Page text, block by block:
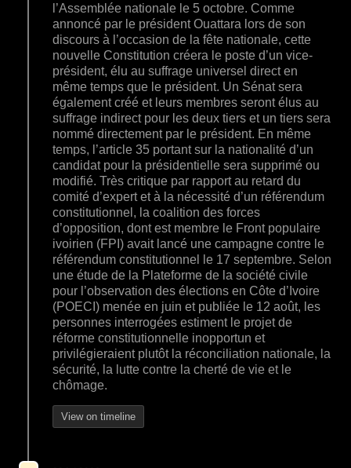
l’Assemblée nationale le 5 octobre. Comme
annoncé par le président Ouattara lors de son
discours à l’occasion de la fête nationale, cette
nouvelle Constitution créera le poste d’un vice-
président, élu au suffrage universel direct en
même temps que le président. Un Sénat sera
également créé et leurs membres seront élus au
suffrage indirect pour les deux tiers et un tiers sera
nommé directement par le président. En même
temps, l’article 35 portant sur la nationalité d’un
candidat pour la présidentielle sera supprimé ou
modifié. Très critique par rapport au retard du
comité d’expert et à la nécessité d’un référendum
constitutionnel, la coalition des forces
d’opposition, dont est membre le Front populaire
ivoirien (FPI) avait lancé une campagne contre le
référendum constitutionnel le 17 septembre. Selon
une étude de la Plateforme de la société civile
pour l’observation des élections en Côte d’Ivoire
(POECI) menée en juin et publiée le 12 août, les
personnes interrogées estiment le projet de
réforme constitutionnelle inopportun et
privilégieraient plutôt la réconciliation nationale, la
sécurité, la lutte contre la cherté de vie et le
chômage.
View on timeline